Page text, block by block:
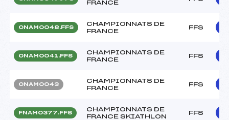
FRANCE
ONAM0048.FFS
CHAMPIONNATS DE
FRANCE
FFS
ONAM0041.FFS
CHAMPIONNATS DE
FRANCE
FFS
ONAM0043
CHAMPIONNATS DE
FRANCE
FFS
FNAM0377.FFS
CHAMPIONNATS DE
FRANCE SKIATHLON
FFS